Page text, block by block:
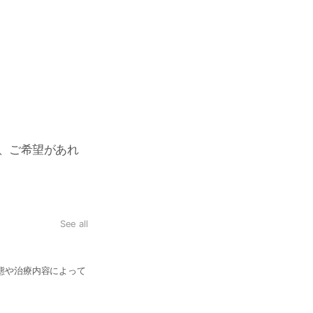
ご希望があれ
See all
や治療内容によって